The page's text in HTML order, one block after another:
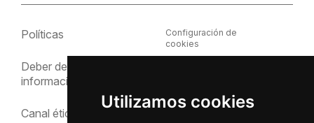
Utilizamos cookies
Políticas
Deber de
información
Canal ético
Configuración de
cookies
Política de privacidad